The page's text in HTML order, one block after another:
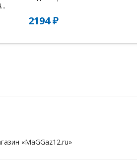
2194 ₽
«MaGGaz12.ru»